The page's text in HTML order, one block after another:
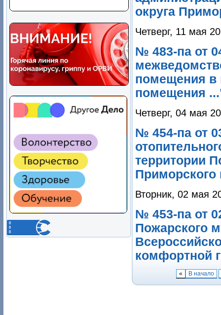
округа
Четверг, 11 мая
№ 483-па от
помещения в
помещения
Четверг, 04 мая
№ 454-па от
территории
Приморского
Вторник, 02 мая
№ 453-па от
Пожарского
комфортной
« В начало